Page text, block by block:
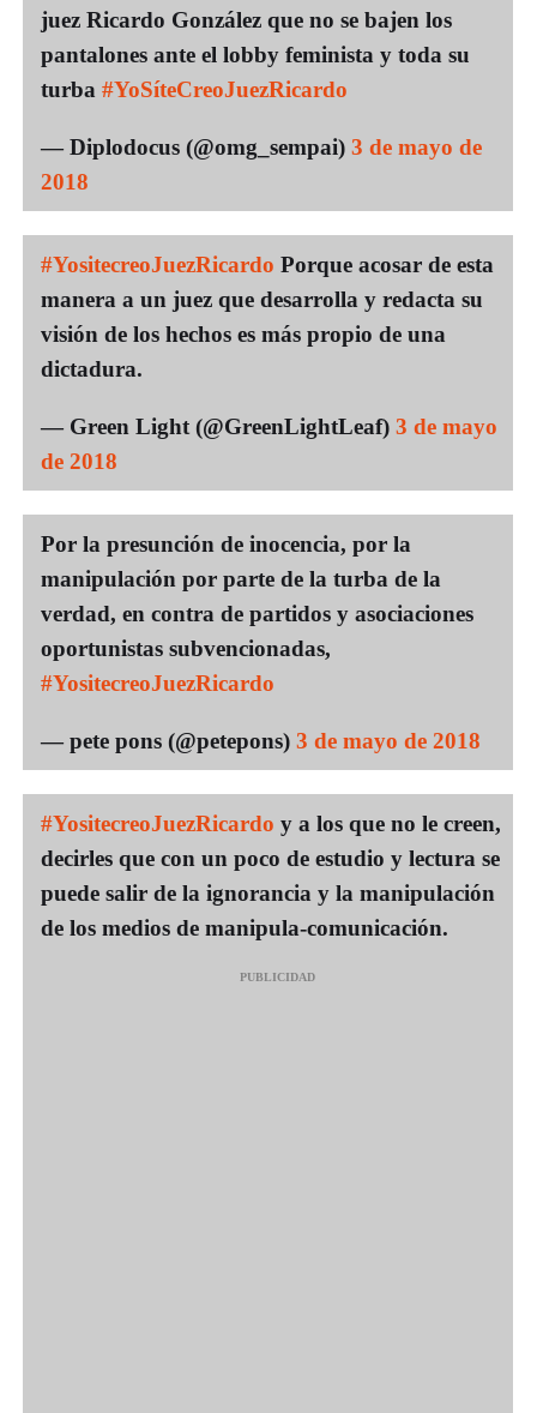
juez Ricardo González que no se bajen los
pantalones ante el lobby feminista y toda su
turba #YoSíteCreoJuezRicardo
— Diplodocus (@omg_sempai) 3 de mayo de
2018
#YositecreoJuezRicardo Porque acosar de esta
manera a un juez que desarrolla y redacta su
visión de los hechos es más propio de una
dictadura.
— Green Light (@GreenLightLeaf) 3 de mayo
de 2018
Por la presunción de inocencia, por la
manipulación por parte de la turba de la
verdad, en contra de partidos y asociaciones
oportunistas subvencionadas,
#YositecreoJuezRicardo
— pete pons (@petepons) 3 de mayo de 2018
#YositecreoJuezRicardo y a los que no le creen,
decirles que con un poco de estudio y lectura se
puede salir de la ignorancia y la manipulación
de los medios de manipula-comunicación.